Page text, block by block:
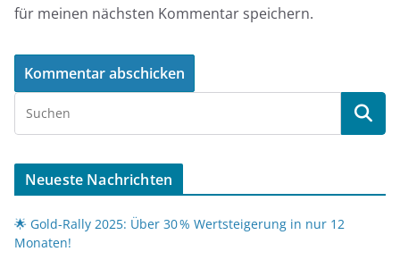
für meinen nächsten Kommentar speichern.
Neueste Nachrichten
🌟 Gold-Rally 2025: Über 30 % Wertsteigerung in nur 12
Monaten!